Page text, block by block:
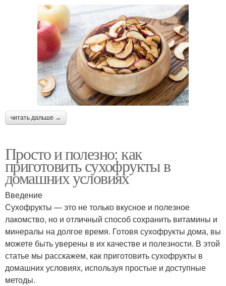
читать дальше →
Просто и полезно: как
приготовить сухофрукты в
домашних условиях
Введение
Сухофрукты — это не только вкусное и полезное
лакомство, но и отличный способ сохранить витамины и
минералы на долгое время. Готовя сухофрукты дома, вы
можете быть уверены в их качестве и полезности. В этой
статье мы расскажем, как приготовить сухофрукты в
домашних условиях, используя простые и доступные
методы.